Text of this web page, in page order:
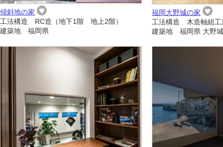
傾斜地の家
工法構造 RC造（地下1階 地上2階）
建築地 福岡県
福岡大野城の家
工法構造 木造軸組工
建築地 福岡県 大野